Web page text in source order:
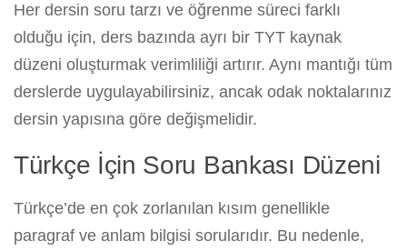
Her dersin soru tarzı ve öğrenme süreci farklı
olduğu için, ders bazında ayrı bir TYT kaynak
düzeni oluşturmak verimliliği artırır. Aynı mantığı tüm
derslerde uygulayabilirsiniz, ancak odak noktalarınız
dersin yapısına göre değişmelidir.
Türkçe İçin Soru Bankası Düzeni
Türkçe’de en çok zorlanılan kısım genellikle
paragraf ve anlam bilgisi sorularıdır. Bu nedenle,